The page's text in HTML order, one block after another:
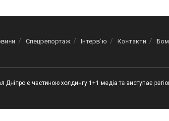
Спецрепортаж Інтерв’ю Контакти
Дніпро є частиною холдингу 1+1 медіа та виступає